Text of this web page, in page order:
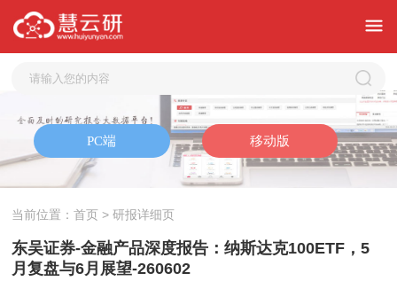
当前位置：首页 > 研报详细页
东吴证券-金融产品深度报告：纳斯达克100ETF，5
月复盘与6月展望-260602